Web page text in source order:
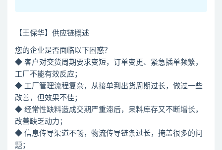
【王保华】供应链概述
您的企业是否面临以下困惑？
◆ 客户对交货周期要求变短，订单变更、紧急插单频繁，
工厂不能有效反应；
◆ 工厂管理流程复杂，从接单到出货周期过长，做过一些
改善，但效果不佳；
◆ 经常性缺料造成交期严重滞后，呆料库存又不断增长，
改善缺乏动力；
◆ 信息传导渠道不畅，物流传导链条过长，掩盖很多的问
题；